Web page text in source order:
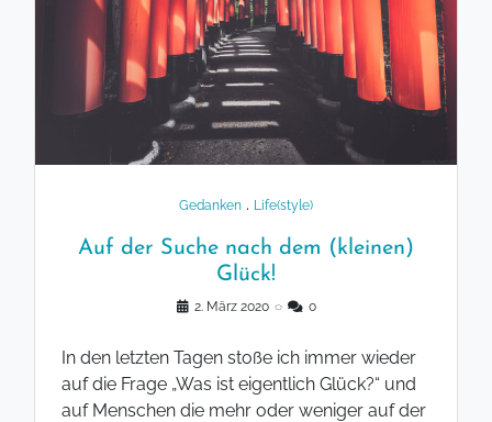
Gedanken . Life(style)
Auf der Suche nach dem (kleinen)
Glück!
2. März 2020 ◌ 0
In den letzten Tagen stoße ich immer wieder
auf die Frage „Was ist eigentlich Glück?“ und
auf Menschen die mehr oder weniger auf der